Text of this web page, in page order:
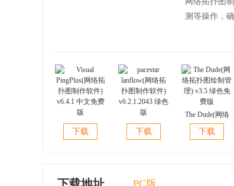
测等操作，
Visual
PingPlus(网络拓
下载
pacestar
lanflow(网络拓
下载
The Dude(网络
拓扑图绘制管
理) v3.5 绿色免
下载
PC版